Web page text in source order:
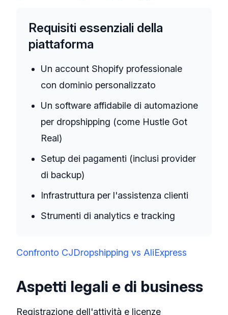
Requisiti essenziali della
piattaforma
Un account Shopify professionale
con dominio personalizzato
Un software affidabile di automazione
per dropshipping (come Hustle Got
Real)
Setup dei pagamenti (inclusi provider
di backup)
Infrastruttura per l'assistenza clienti
Strumenti di analytics e tracking
Confronto CJDropshipping vs AliExpress
Aspetti legali e di business
Registrazione dell'attività e licenze